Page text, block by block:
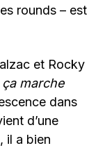
rounds – est
et Rocky
ça marche
dans
d’une
il a bien